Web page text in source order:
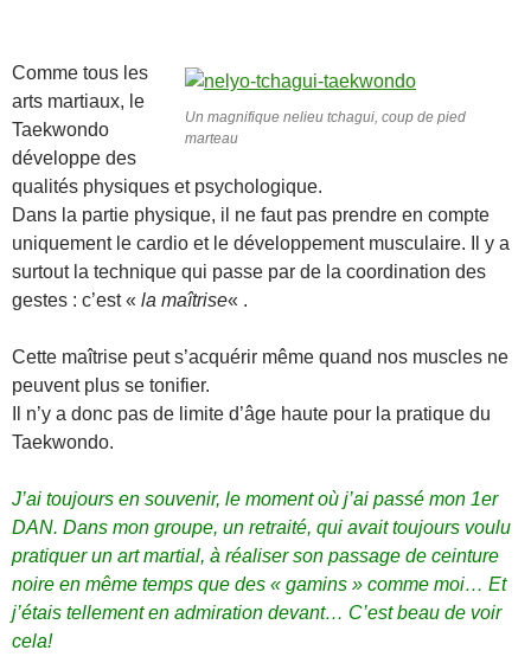
Un magnifique nelieu tchagui, coup de pied
marteau
Comme tous les
arts martiaux, le
Taekwondo
développe des
qualités physiques et psychologique.
Dans la partie physique, il ne faut pas prendre en compte
uniquement le cardio et le développement musculaire. Il y a
surtout la technique qui passe par de la coordination des
gestes : c’est « la maîtrise« .
Cette maîtrise peut s’acquérir même quand nos muscles ne
peuvent plus se tonifier.
Il n’y a donc pas de limite d’âge haute pour la pratique du
Taekwondo.
J’ai toujours en souvenir, le moment où j’ai passé mon 1er
DAN. Dans mon groupe, un retraité, qui avait toujours voulu
pratiquer un art martial, à réaliser son passage de ceinture
noire en même temps que des « gamins » comme moi… Et
j’étais tellement en admiration devant… C’est beau de voir
cela!